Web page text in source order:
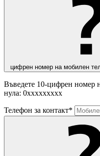
цифрен номер на мобилен
Въведете 10-цифрен номер
нула: 0ххххххххх
Телефон за контакт*